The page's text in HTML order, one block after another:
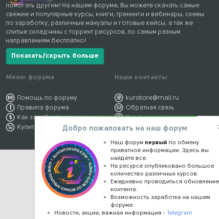
помогать другим! На нашем форуме, Вы можете скачать самые
свежие и популярные курсы, книги, тренинги и вебинары, схемы
по заработку, различные мануалы и готовые кейсы, а так же
слитые складчины с торрент ресурсов, по самым разным
направлениям бесплатно!
Показать/скрыть больше
Меню форума
Помощь по форуму
Правила форума
Как заработать
Купить премиум
Наши контакты
kursstore@mail.ru
Обратная связь
Конфиденциальность
Правообладателям
Добро пожаловать на наш форум
Наш форум первый по обмену
приватной информации. Здесь вы
найдете все.
На ресурсе опубликовано большое
количество различных курсов.
Ежедневно проводиться обновление
контента.
Возможность заработка на нашем
форуме.
Новости, акции, важная информация -Telegram